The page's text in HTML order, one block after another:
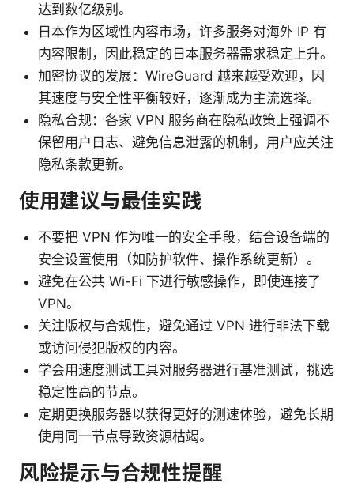
达到数亿级别。
日本作为区域性内容市场，许多服务对海外 IP 有
内容限制，因此稳定的日本服务器需求稳定上升。
加密协议的发展：WireGuard 越来越受欢迎，因
其速度与安全性平衡较好，逐渐成为主流选择。
隐私合规：各家 VPN 服务商在隐私政策上强调不
保留用户日志、避免信息泄露的机制，用户应关注
隐私条款更新。
使用建议与最佳实践
不要把 VPN 作为唯一的安全手段，结合设备端的
安全设置使用（如防护软件、操作系统更新）。
避免在公共 Wi-Fi 下进行敏感操作，即使连接了
VPN。
关注版权与合规性，避免通过 VPN 进行非法下载
或访问侵犯版权的内容。
学会用速度测试工具对服务器进行基准测试，挑选
稳定性高的节点。
定期更换服务器以获得更好的测速体验，避免长期
使用同一节点导致资源枯竭。
风险提示与合规性提醒